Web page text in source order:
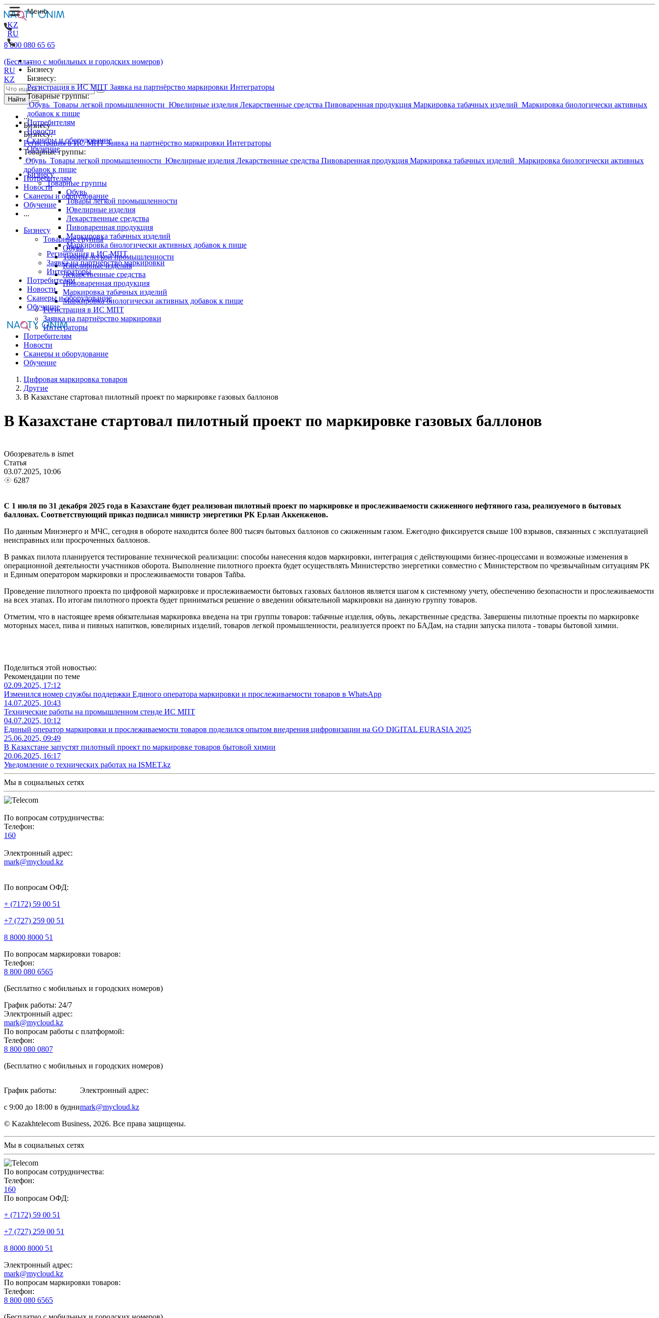
KZ
RU
...
Бизнесу
Бизнесу:
Регистрация в ИС МПТ Заявка на партнёрство маркировки Интеграторы
Товарные группы:
Обувь Товары легкой промышленности Ювелирные изделия Лекарственные средства Пивоваренная продукция Маркировка табачных изделий Маркировка биологически активных
добавок к пище
Потребителям
Новости
Сканеры и оборудование
Обучение
...
Бизнесу
Товарные группы
Обувь
Товары легкой промышленности
Ювелирные изделия
Лекарственные средства
Пивоваренная продукция
Маркировка табачных изделий
Маркировка биологически активных добавок к пище
Регистрация в ИС МПТ
Заявка на партнёрство маркировки
Интеграторы
Потребителям
Новости
Сканеры и оборудование
Обучение
8 800 080 65 65
(Бесплатно с мобильных и городских номеров)
RU
KZ
Найти
...
Бизнесу
Бизнесу:
Регистрация в ИС МПТЗаявка на партнёрство маркировки Интеграторы
Товарные группы:
Обувь Товары легкой промышленности Ювелирные изделия Лекарственные средства Пивоваренная продукция Маркировка табачных изделий Маркировка биологически активных
добавок к пище
Потребителям
Новости
Сканеры и оборудование
Обучение
...
Бизнесу
Товарные группы
Обувь
Товары легкой промышленности
Ювелирные изделия
Лекарственные средства
Пивоваренная продукция
Маркировка табачных изделий
Маркировка биологически активных добавок к пище
Регистрация в ИС МПТ
Заявка на партнёрство маркировки
Интеграторы
Потребителям
Новости
Сканеры и оборудование
Обучение
Цифровая маркировка товаров
Другие
В Казахстане стартовал пилотный проект по маркировке газовых баллонов
В Казахстане стартовал пилотный проект по маркировке газовых баллонов
Обозреватель в ismet
Статья
03.07.2025, 10:06
6287
С 1 июля по 31 декабря 2025 года в Казахстане будет реализован пилотный проект по маркировке и прослеживаемости сжиженного нефтяного газа, реализуемого в бытовых
баллонах. Соответствующий приказ подписал министр энергетики РК Ерлан Аккенженов.
По данным Минэнерго и МЧС, сегодня в обороте находится более 800 тысяч бытовых баллонов со сжиженным газом. Ежегодно фиксируется свыше 100 взрывов, связанных с эксплуатацией
неисправных или просроченных баллонов.
В рамках пилота планируется тестирование технической реализации: способы нанесения кодов маркировки, интеграция с действующими бизнес-процессами и возможные изменения в
операционной деятельности участников оборота. Выполнение пилотного проекта будет осуществлять Министерство энергетики совместно с Министерством по чрезвычайным ситуациям РК
и Единым оператором маркировки и прослеживаемости товаров Tañba.
Проведение пилотного проекта по цифровой маркировке и прослеживаемости бытовых газовых баллонов является шагом к системному учету, обеспечению безопасности и прослеживаемости
на всех этапах. По итогам пилотного проекта будет приниматься решение о введении обязательной маркировки на данную группу товаров.
Отметим, что в настоящее время обязательная маркировка введена на три группы товаров: табачные изделия, обувь, лекарственные средства. Завершены пилотные проекты по маркировке
моторных масел, пива и пивных напитков, ювелирных изделий, товаров легкой промышленности, реализуется проект по БАДам, на стадии запуска пилота - товары бытовой химии.
Поделиться этой новостью:
Рекомендации по теме
02.09.2025, 17:12
Изменился номер службы поддержки Единого оператора маркировки и прослеживаемости товаров в WhatsApp
14.07.2025, 10:43
Технические работы на промышленном стенде ИС МПТ
04.07.2025, 10:12
Единый оператор маркировки и прослеживаемости товаров поделился опытом внедрения цифровизации на GO DIGITAL EURASIA 2025
25.06.2025, 09:49
В Казахстане запустят пилотный проект по маркировке товаров бытовой химии
20.06.2025, 16:17
Уведомление о технических работах на ISMET.kz
Мы в социальных сетях
По вопросам сотрудничества:
Телефон:
160
Электронный адрес:
mark@mycloud.kz
По вопросам ОФД:
+ (7172) 59 00 51
+7 (727) 259 00 51
8 8000 8000 51
По вопросам маркировки товаров:
Телефон:
8 800 080 6565
(Бесплатно с мобильных и городских номеров)
График работы: 24/7
Электронный адрес:
mark@mycloud.kz
По вопросам работы с платформой:
Телефон:
8 800 080 0807
(Бесплатно с мобильных и городских номеров)
График работы:
с 9:00 до 18:00 в будни
Электронный адрес:
mark@mycloud.kz
© Kazakhtelecom Business, 2026. Все права защищены.
Мы в социальных сетях
По вопросам сотрудничества:
Телефон:
160
По вопросам ОФД:
+ (7172) 59 00 51
+7 (727) 259 00 51
8 8000 8000 51
Электронный адрес:
mark@mycloud.kz
По вопросам маркировки товаров:
Телефон:
8 800 080 6565